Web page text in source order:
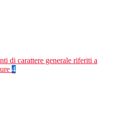
di carattere generale riferiti a
4